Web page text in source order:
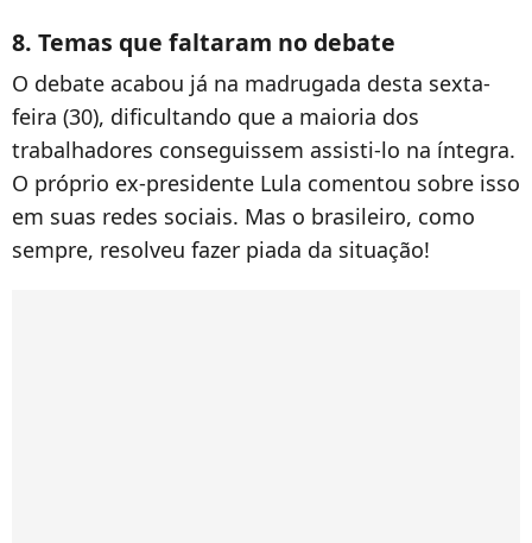
8. Temas que faltaram no debate
O debate acabou já na madrugada desta sexta-
feira (30), dificultando que a maioria dos
trabalhadores conseguissem assisti-lo na íntegra.
O próprio ex-presidente Lula comentou sobre isso
em suas redes sociais. Mas o brasileiro, como
sempre, resolveu fazer piada da situação!